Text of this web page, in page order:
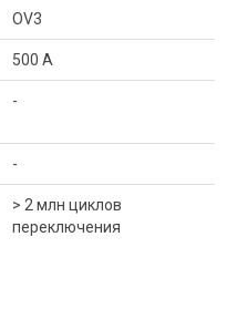
OV3
500 A
-
-
> 2 млн циклов
переключения